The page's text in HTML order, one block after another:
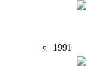
1991